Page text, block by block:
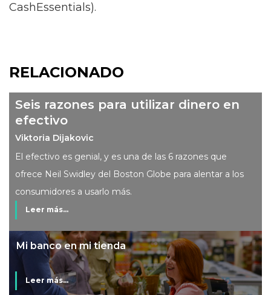
CashEssentials).
RELACIONADO
Seis razones para utilizar dinero en
efectivo
Viktoria Dijakovic
El efectivo es genial, y es una de las 6 razones que
ofrece Neil Swidley del Boston Globe para alentar a los
consumidores a usarlo más.
Leer más...
Mi banco en mi tienda
Leer más...